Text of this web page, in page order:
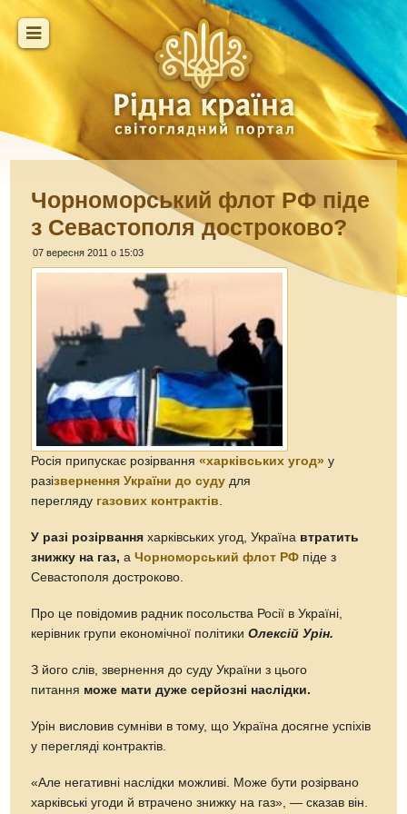
Чорноморський флот РФ піде
з Севастополя достроково?
07 вересня 2011 о 15:03
Росія припускає розірвання«харківських угод» у
разізвернення України до суду для
перегляду газових контрактів
У разі розірвання харківських угод, Україна втратить
знижку на газ, аЧорноморський флот РФ піде з
Севастополя достроково.
Про це повідомив радник посольства Росії в Україні,
керівник групи економічної політикиОлексій Урін.
З його слів, звернення до суду України з цього
питання може мати дуже серйозні наслідки.
Урін висловив сумніви в тому, що Україна досягне успіхів
у перегляді контрактів.
«Але негативні наслідки можливі. Може бути розірвано
харківські угоди й втрачено знижку на газ», — сказав він.